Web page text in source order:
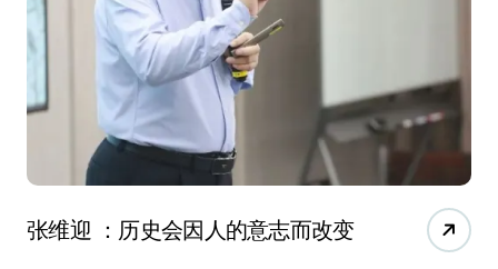
张维迎 ：历史会因人的意志而改变